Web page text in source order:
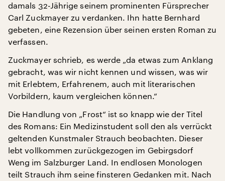
damals 32-Jährige seinem prominenten Fürsprecher
Carl Zuckmayer zu verdanken. Ihn hatte Bernhard
gebeten, eine Rezension über seinen ersten Roman zu
verfassen.
Zuckmayer schrieb, es werde „da etwas zum Anklang
gebracht, was wir nicht kennen und wissen, was wir
mit Erlebtem, Erfahrenem, auch mit literarischen
Vorbildern, kaum vergleichen können.“
Die Handlung von „Frost“ ist so knapp wie der Titel
des Romans: Ein Medizinstudent soll den als verrückt
geltenden Kunstmaler Strauch beobachten. Dieser
lebt vollkommen zurückgezogen im Gebirgsdorf
Weng im Salzburger Land. In endlosen Monologen
teilt Strauch ihm seine finsteren Gedanken mit. Nach